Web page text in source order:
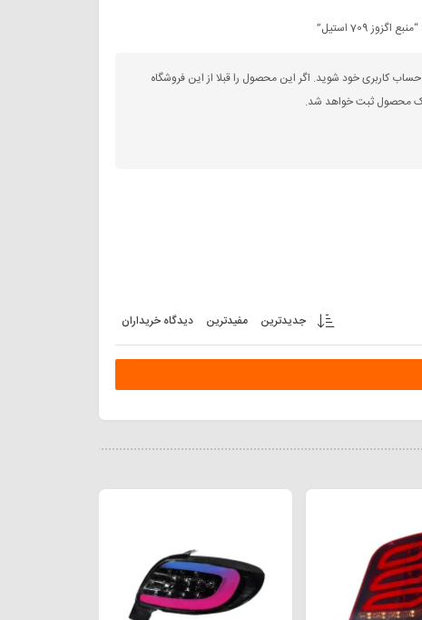
709 استیل”
حساب کاربری خود شوید. اگر این محصول را قبلا از این فروشگاه
محصول ثبت خواهد شد.
جدیدترین مفیدترین دیدگاه خریداران